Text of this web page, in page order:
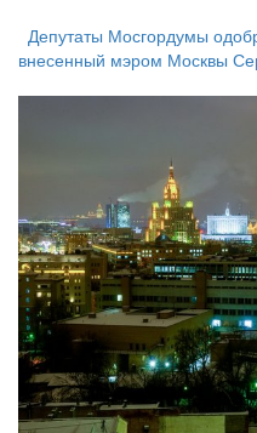
Депутаты Мосгордумы
внесенный мэром Москвы